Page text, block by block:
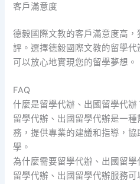
客戶滿意度
德毅國際文教的客戶滿意度高
評。選擇德毅國際文教的留學
可以放心地實現您的留學夢想。
FAQ
什麼是留學代辦、出國留學代辦
留學代辦、出國留學代辦是一
務，提供專業的建議和指導，
學。
為什麼需要留學代辦、出國留學
留學代辦、出國留學代辦服務